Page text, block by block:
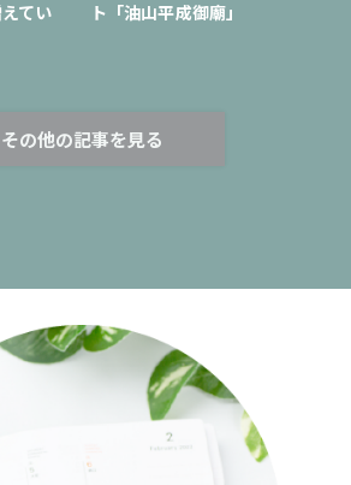
てい
ト「油山平成御廟」
その他の記事を見る